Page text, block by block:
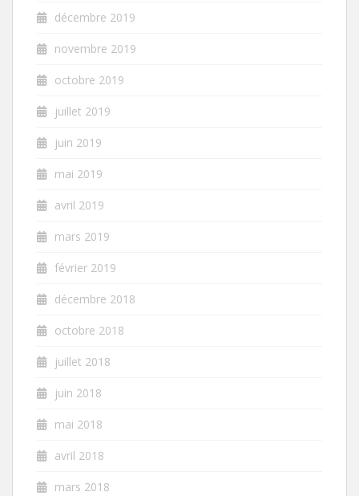
décembre 2019
novembre 2019
octobre 2019
juillet 2019
juin 2019
mai 2019
avril 2019
mars 2019
février 2019
décembre 2018
octobre 2018
juillet 2018
juin 2018
mai 2018
avril 2018
mars 2018